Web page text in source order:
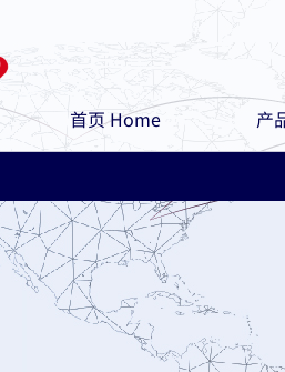
首页 Home 产